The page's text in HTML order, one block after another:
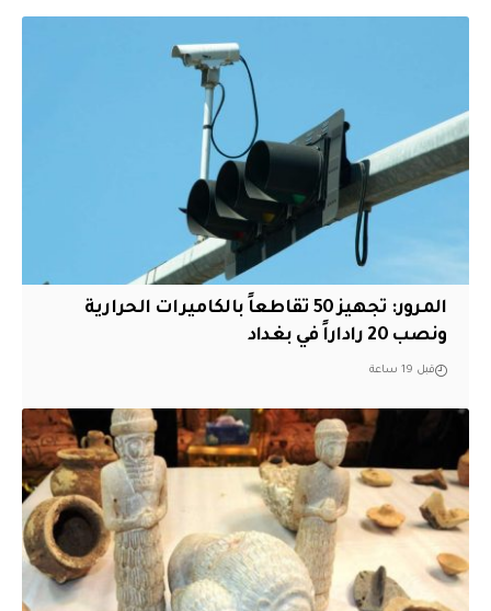
المرور: تجهيز 50 تقاطعاً بالكاميرات الحرارية
ونصب 20 راداراً في بغداد
قبل 19 ساعة